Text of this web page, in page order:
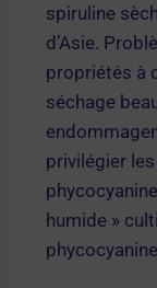
spiruline
d’Asie.
propriétés à
séchage
privilégier
humide »